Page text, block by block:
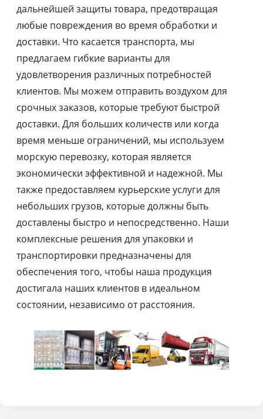
дальнейшей защиты товара, предотвращая
любые повреждения во время обработки и
доставки. Что касается транспорта, мы
предлагаем гибкие варианты для
удовлетворения различных потребностей
клиентов. Мы можем отправить воздухом для
срочных заказов, которые требуют быстрой
доставки. Для больших количеств или когда
время меньше ограничений, мы используем
морскую перевозку, которая является
экономически эффективной и надежной. Мы
также предоставляем курьерские услуги для
небольших грузов, которые должны быть
доставлены быстро и непосредственно. Наши
комплексные решения для упаковки и
транспортировки предназначены для
обеспечения того, чтобы наша продукция
достигала наших клиентов в идеальном
состоянии, независимо от расстояния.